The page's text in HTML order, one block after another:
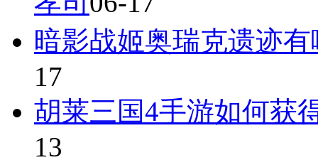
暗影战姬奥瑞克遗迹
17
胡莱三国4手游如何获
13